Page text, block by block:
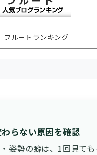
フルートランキング
らない原因を確認
姿勢の癖は、1回見て